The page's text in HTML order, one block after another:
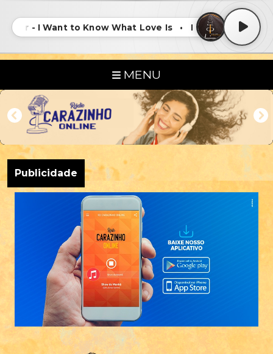
- I Want to Know What Love Is • Foreigner - I Want
MENU
Publicidade